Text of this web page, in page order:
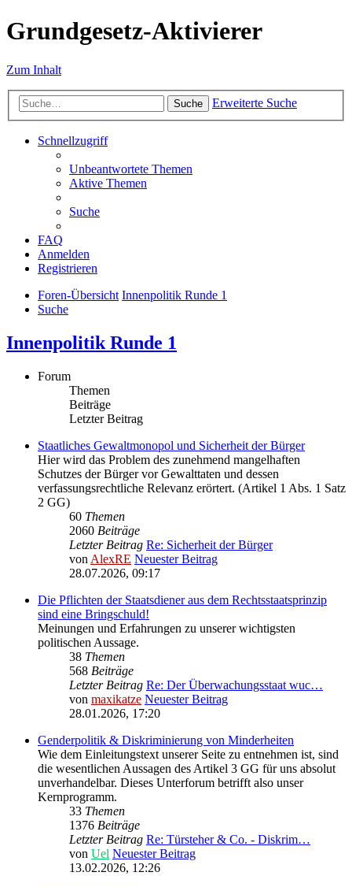
Grundgesetz-Aktivierer
Zum Inhalt
Suche Erweiterte Suche
Schnellzugriff
Unbeantwortete Themen
Aktive Themen
Suche
FAQ
Anmelden
Registrieren
Foren-Übersicht Innenpolitik Runde 1
Suche
Innenpolitik Runde 1
Forum
Themen
Beiträge
Letzter Beitrag
Staatliches Gewaltmonopol und Sicherheit der Bürger
Hier wird das Problem des zunehmend mangelhaften
Schutzes der Bürger vor Gewalttaten und dessen
verfassungsrechtliche Relevanz erörtert. (Artikel 1 Abs. 1 Satz
2 GG)
60 Themen
2060 Beiträge
Letzter Beitrag Re: Sicherheit der Bürger
von AlexRE Neuester Beitrag
28.07.2026, 09:17
Die Pflichten der Staatsdiener aus dem Rechtsstaatsprinzip
sind eine Bringschuld!
Meinungen und Erfahrungen zu unserer wichtigsten
politischen Aussage.
38 Themen
568 Beiträge
Letzter Beitrag Re: Der Überwachungsstaat wuc…
von maxikatze Neuester Beitrag
28.01.2026, 17:20
Genderpolitik & Diskriminierung von Minderheiten
Wie dem Einleitungstext unserer Seite zu entnehmen ist, sind
die wesentlichen Aussagen des Artikel 3 GG für uns absolut
unverhandelbar. Dieses Unterforum betrifft also unser
Kernprogramm.
33 Themen
1376 Beiträge
Letzter Beitrag Re: Türsteher & Co. - Diskrim…
von Uel Neuester Beitrag
13.02.2026, 12:26